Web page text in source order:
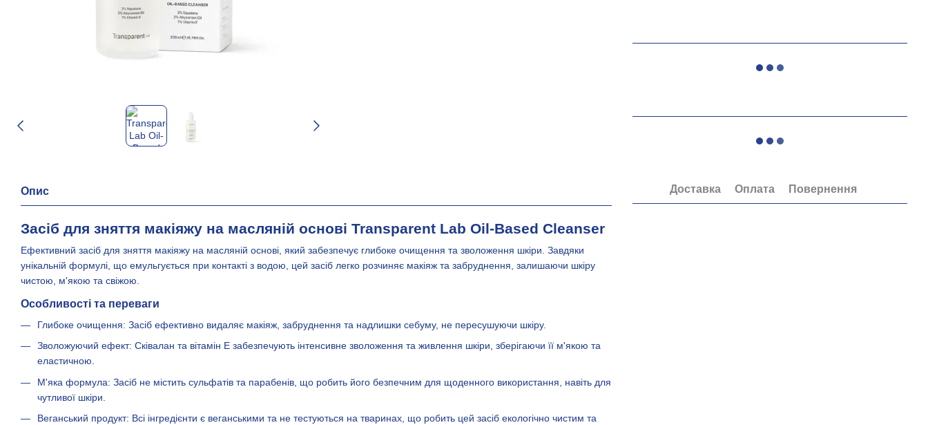
Доставка Оплата Повернення
Опис
Засіб для зняття макіяжу на масляній основі Transparent Lab Oil-Based Cleanser
Ефективний засіб для зняття макіяжу на масляній основі, який забезпечує глибоке очищення та зволоження шкіри. Завдяки
унікальній формулі, що емульгується при контакті з водою, цей засіб легко розчиняє макіяж та забруднення, залишаючи шкіру
чистою, м'якою та свіжою.
Особливості та переваги
Глибоке очищення: Засіб ефективно видаляє макіяж, забруднення та надлишки себуму, не пересушуючи шкіру.
Зволожуючий ефект: Сківалан та вітамін Е забезпечують інтенсивне зволоження та живлення шкіри, зберігаючи її м'якою та
еластичною.
М'яка формула: Засіб не містить сульфатів та парабенів, що робить його безпечним для щоденного використання, навіть для
чутливої шкіри.
Веганський продукт: Всі інгредієнти є веганськими та не тестуються на тваринах, що робить цей засіб екологічно чистим та